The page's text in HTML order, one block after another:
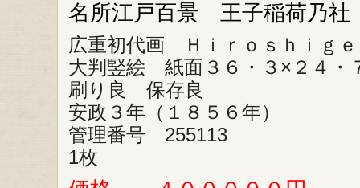
名所江戸百景 王子稲荷乃社
広重初代画 Ｈｉｒｏｓｈｉｇ
大判竪絵 紙面３６・３×２４・
刷り良 保存良
安政３年（１８５６年）
管理番号 255113
1枚